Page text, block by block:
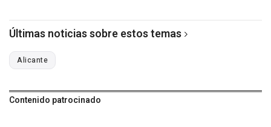
Últimas noticias sobre estos temas
Alicante
Contenido patrocinado